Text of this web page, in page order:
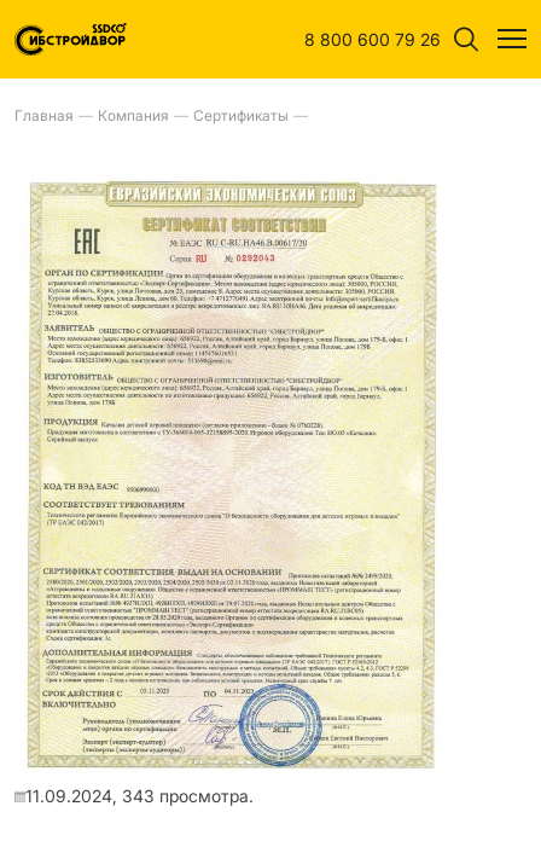
8 800 600 79 26
Главная — Компания — Сертификаты —
11.09.2024, 343 просмотра.